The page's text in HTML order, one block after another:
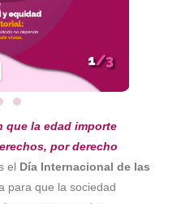
que la edad importe
por derecho
el
Día Internacional de las
para que la sociedad